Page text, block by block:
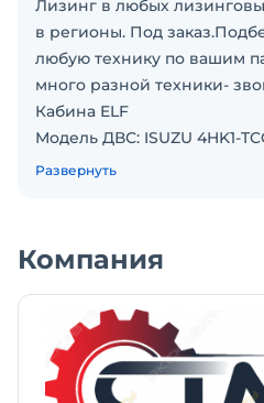
Лизинг в любых
в регионы. Под
любую технику по вашим
много разной техники-
Кабина ELF
Модель ДВС: ISUZU 4HK1-
кВт/190 л.с., Евро- 5
Колесная база: 3765 мм
Размер шин 8.25R20 16PR
Привод: 2WD – задний
Кабина мест: 3
Печка, кондиционер – есть
Развернуть
Компания